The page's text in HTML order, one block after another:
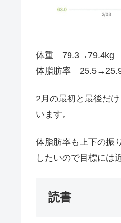
体重 79.3→79.4kg
体脂肪率
2月の最初と最後だ
います。
体脂肪率も上下の振
したいので目標には
読書